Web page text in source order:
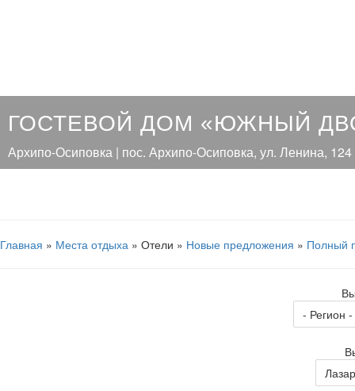
ГОСТЕВОЙ ДОМ «ЮЖНЫЙ
Архипо-Осиповка | пос. Архипо-Осиповка, ул. Ленина, 124
Главная » Места отдыха » Отели » Новые предложения » Полный